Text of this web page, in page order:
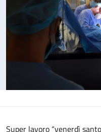
Super lavoro “venerdì